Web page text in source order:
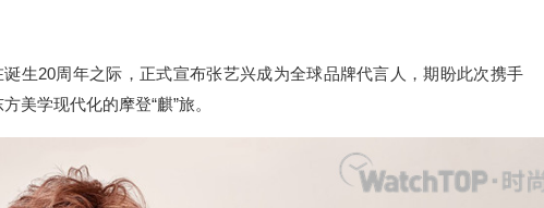
诞生20周年之际，正式宣布张艺兴成为全球品牌代言人，期盼此次携手
美学现代化的摩登“麒”旅。